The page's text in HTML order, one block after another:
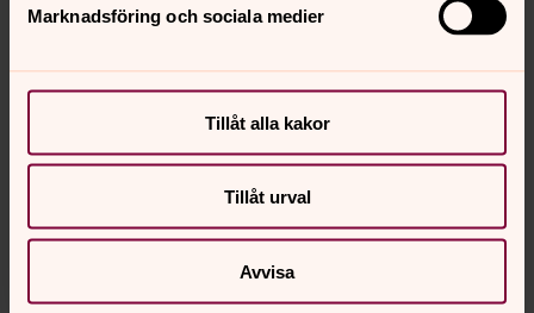
Marknadsföring och sociala medier
Tillåt alla kakor
Tillåt urval
Avvisa
0383-76 37 19